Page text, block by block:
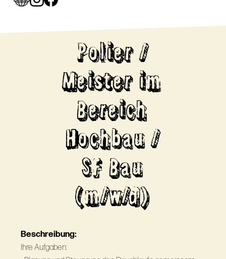
Polier /
Meister im
Bereich
Hochbau /
SF Bau
(m/w/d)
Beschreibung:
Ihre Aufgaben: